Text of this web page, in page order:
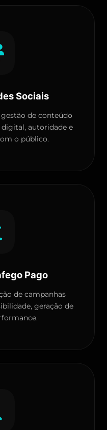
Sociais
de conteúdo
autoridade e
o público.
Pago
de campanhas
geração de